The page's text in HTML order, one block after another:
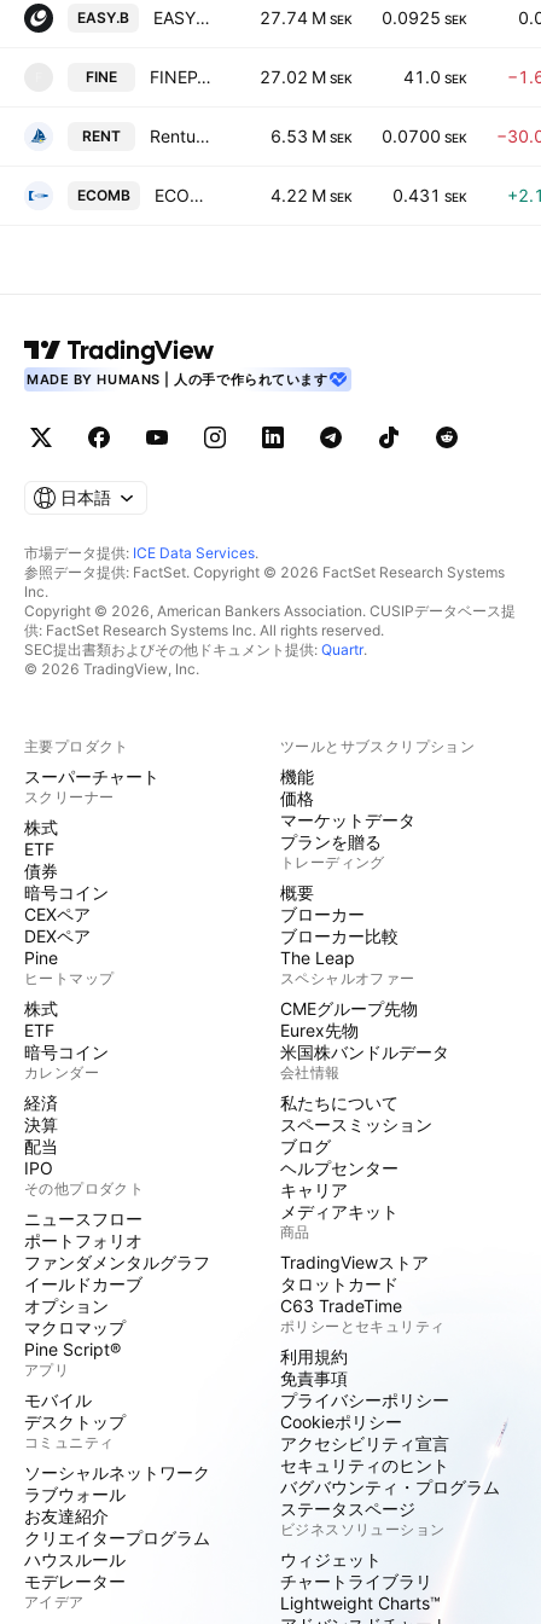
EASY.B EASYFILL AB CLASS B 27.74 M SEK 0.0925 SEK
FINE FINEPART SWEDEN AB 27.02 M SEK 41.0 SEK
RENT Rentunder Holding AB 6.53 M SEK 0.0700 SEK
ECOMB ECOMB AB 4.22 M SEK 0.431 SEK
MADE BY HUMANS | 人の手で作られています
日本語
市場データ提供: ICE Data Services.
参照データ提供: FactSet. Copyright © 2026 FactSet Research Systems
Inc.
Copyright © 2026, American Bankers Association. CUSIPデータベース提
供: FactSet Research Systems Inc. All rights reserved.
SEC提出書類およびその他ドキュメント提供: Quartr.
© 2026 TradingView, Inc.
主要プロダクト
スーパーチャート
スクリーナー
株式
ETF
債券
暗号コイン
CEXペア
DEXペア
Pine
ヒートマップ
株式
ETF
暗号コイン
カレンダー
経済
決算
配当
IPO
その他プロダクト
ニュースフロー
ポートフォリオ
ファンダメンタルグラフ
イールドカーブ
オプション
マクロマップ
Pine Script®
アプリ
モバイル
デスクトップ
コミュニティ
ソーシャルネットワーク
ラブウォール
お友達紹介
クリエイタープログラム
ハウスルール
モデレーター
アイデア
ツールとサブスクリプション
機能
価格
マーケットデータ
プランを贈る
トレーディング
概要
ブローカー
ブローカー比較
The Leap
スペシャルオファー
CMEグループ先物
Eurex先物
米国株バンドルデータ
会社情報
私たちについて
スペースミッション
ブログ
ヘルプセンター
キャリア
メディアキット
商品
TradingViewストア
タロットカード
C63 TradeTime
ポリシーとセキュリティ
利用規約
免責事項
プライバシーポリシー
Cookieポリシー
アクセシビリティ宣言
セキュリティのヒント
バグバウンティ・プログラム
ステータスページ
ビジネスソリューション
ウィジェット
チャートライブラリ
Lightweight Charts™